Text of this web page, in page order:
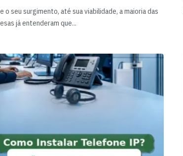
o seu surgimento, até sua viabilidade, a maioria das
já entenderam que...